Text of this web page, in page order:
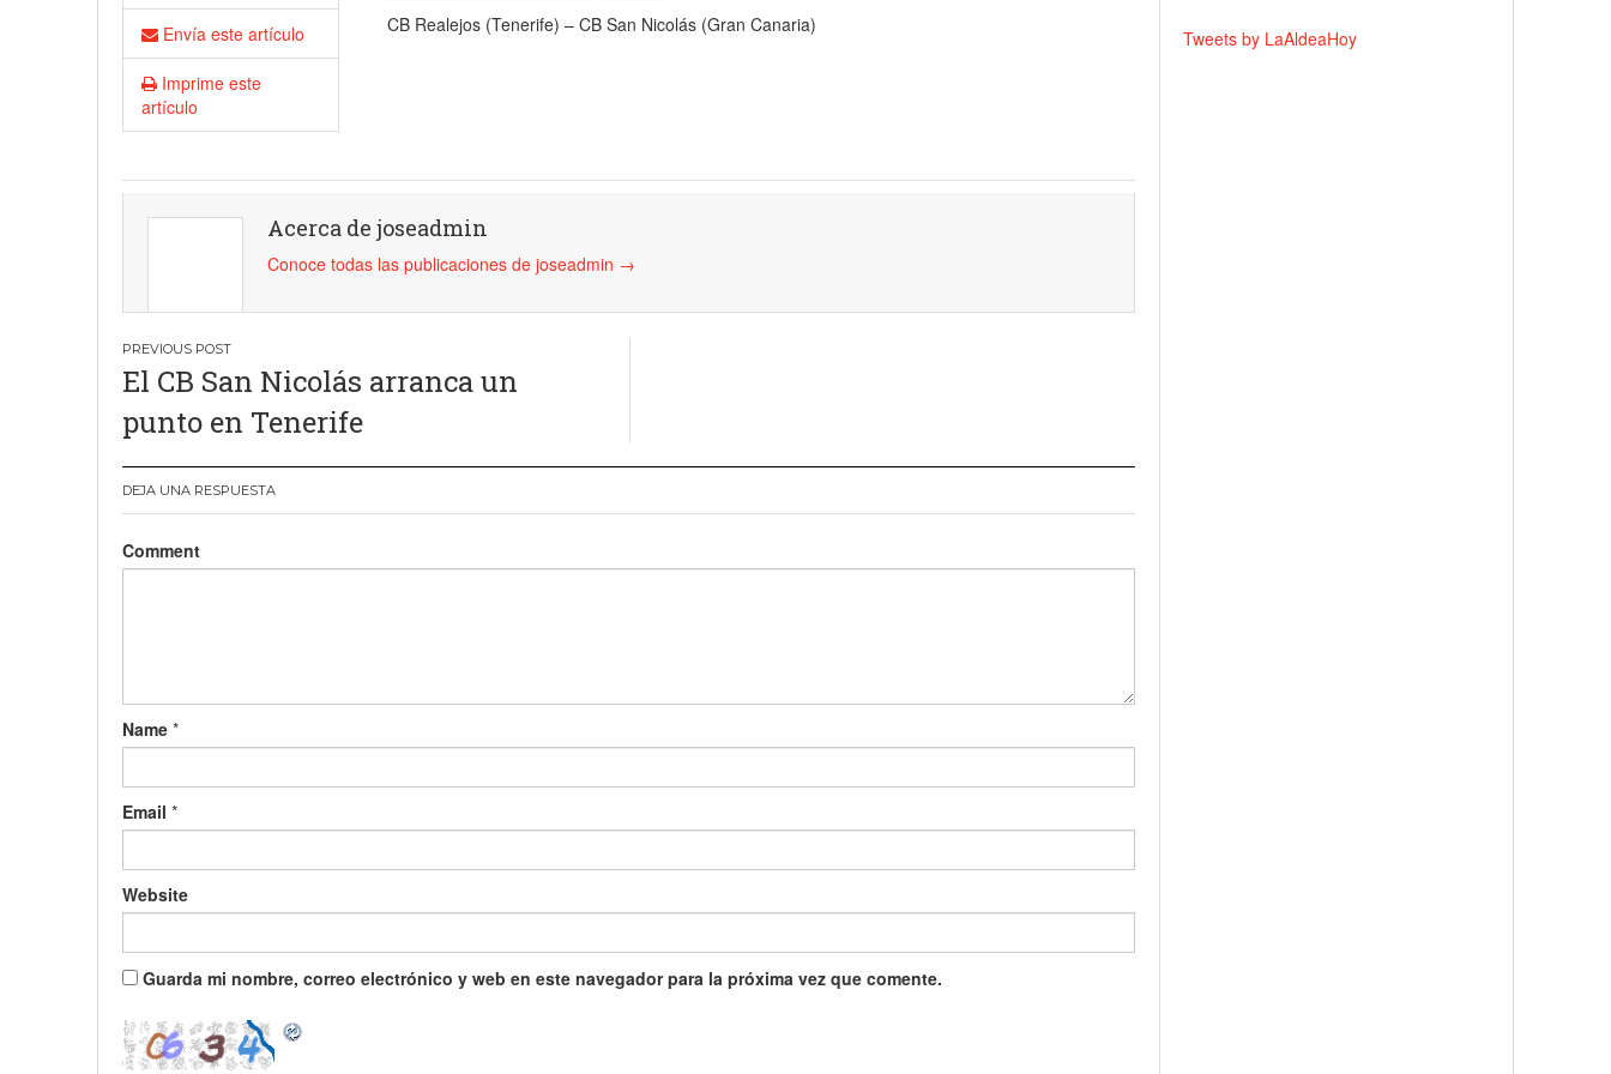
Nicolás 18 junio, 2023
CB Realejos (Tenerife) – CB San Nicolás (Gran Canaria)
Envía este artículo
Imprime este
artículo
Acerca de joseadmin
Conoce todas las publicaciones de joseadmin →
Navegación
de
entradas
El CB San Nicolás arranca un
punto en Tenerife
DEJA UNA RESPUESTA
Comment
Name *
Email *
Website
Guarda mi nombre, correo electrónico y web en este navegador para la próxima vez que comente.
Tweets by LaAldeaHoy